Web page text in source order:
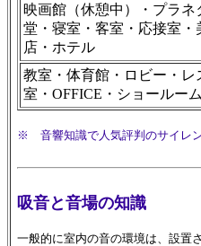
映画館（休憩中）・プラ
堂・寝室・客室・応接室
店・ホテル
教室・体育館・ロビー・
室・OFFICE・ショールーム
※ 音響知識で人気評判のサイレ
吸音と音場の知識
一般的に室内の音の環境は、設置